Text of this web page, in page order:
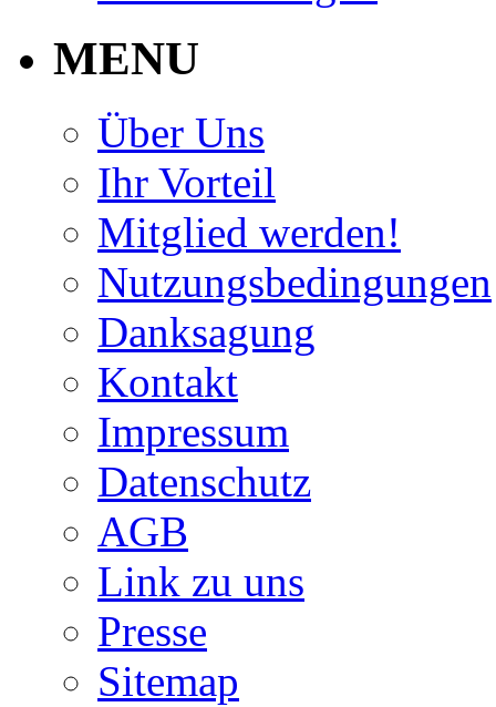
MENU
Über Uns
Ihr Vorteil
Mitglied werden!
Nutzungsbedingungen
Danksagung
Kontakt
Impressum
Datenschutz
AGB
Link zu uns
Presse
Sitemap